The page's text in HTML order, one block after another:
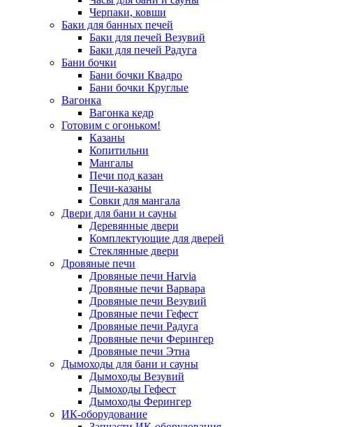
Черпаки, ковши
Баки для банных печей
Баки для печей Везувий
Баки для печей Радуга
Бани бочки
Бани бочки Квадро
Бани бочки Круглые
Вагонка
Вагонка кедр
Готовим с огоньком!
Казаны
Копитильни
Мангалы
Печи под казан
Печи-казаны
Совки для мангала
Двери для бани и сауны
Деревянные двери
Комплектующие для дверей
Стеклянные двери
Дровяные печи
Дровяные печи Harvia
Дровяные печи Варвара
Дровяные печи Везувий
Дровяные печи Гефест
Дровяные печи Радуга
Дровяные печи Ферингер
Дровяные печи Этна
Дымоходы для бани и сауны
Дымоходы Везувий
Дымоходы Гефест
Дымоходы Ферингер
ИК-оборудование